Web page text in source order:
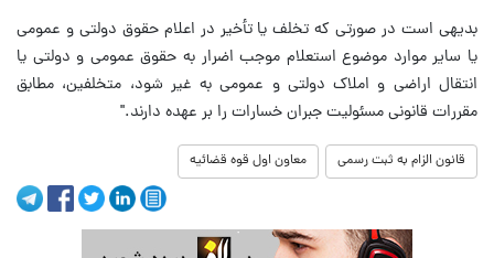
بدیهی است در صورتی که تخلف یا تأخیر در اعلام حقوق دولتی و عمومی
یا سایر موارد موضوع استعلام موجب اضرار به حقوق عمومی و دولتی یا
انتقال اراضی و املاک دولتی و عمومی به غیر شود، متخلفین، مطابق
مقررات قانونی مسئولیت جبران خسارات را بر عهده دارند."
قانون الزام به ثبت رسمی معاون اول قوه قضائیه